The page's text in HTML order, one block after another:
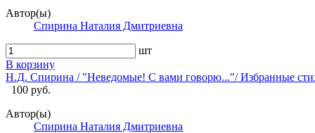
Автор(ы)
Спирина Наталия Дмитриевна
шт
В корзину
Н.Д. Спирина / "Неведомые! С вами говорю..."/ Избранные
100 руб.
Автор(ы)
Спирина Наталия Дмитриевна